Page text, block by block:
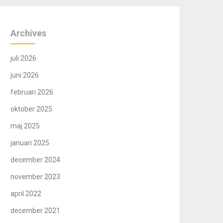
Archives
juli 2026
juni 2026
februari 2026
oktober 2025
maj 2025
januari 2025
december 2024
november 2023
april 2022
december 2021